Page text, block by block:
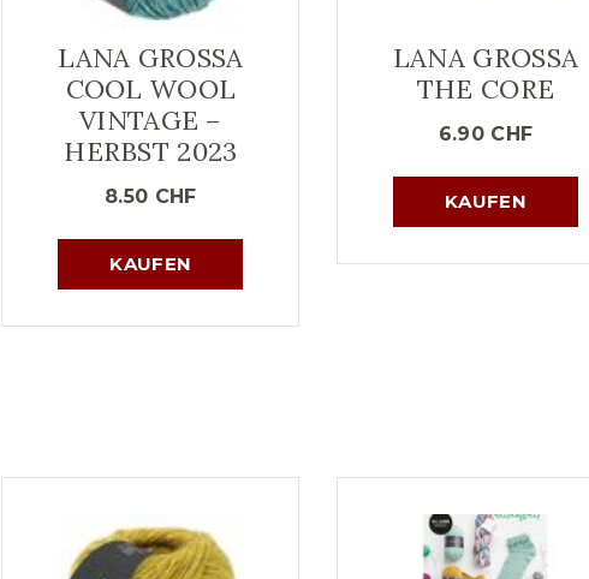
LANA GROSSA
COOL WOOL
VINTAGE –
HERBST 2023
8.50 CHF
KAUFEN
LANA GROSSA
THE CORE
6.90 CHF
KAUFEN